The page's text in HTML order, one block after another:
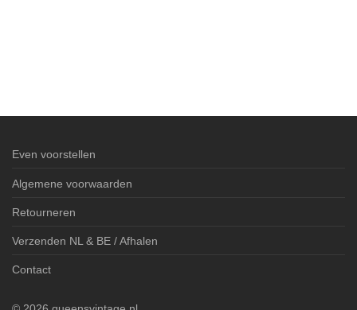
Even voorstellen
Algemene voorwaarden
Retourneren
Verzenden NL & BE / Afhalen
Contact